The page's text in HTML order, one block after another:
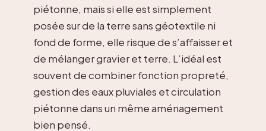
piétonne, mais si elle est simplement
posée sur de la terre sans géotextile ni
fond de forme, elle risque de s’affaisser et
de mélanger gravier et terre. L’idéal est
souvent de combiner fonction propreté,
gestion des eaux pluviales et circulation
piétonne dans un même aménagement
bien pensé.